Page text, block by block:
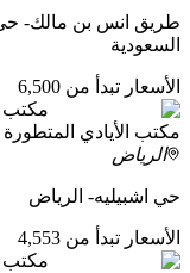
طريق انس بن مالك- حي
السعودية
الأسعار تبدأ من 6,500
مكتب
مكتب الأيادي المتطورة
الرياض
حي اشبيليه- الرياض
الأسعار تبدأ من 4,553
مكتب